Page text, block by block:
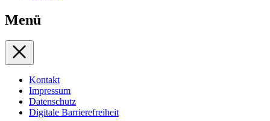
Menü
Kontakt
Impressum
Datenschutz
Digitale Barrierefreiheit